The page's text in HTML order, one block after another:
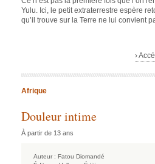
Yulu. Ici, le petit extraterrestre espère
qu’il trouve sur la Terre ne lui convient
›
Afrique
Douleur intime
À partir de 13 ans
Auteur : Fatou Diomandé